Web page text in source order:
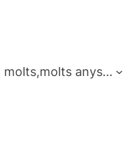
molts,molts anys…